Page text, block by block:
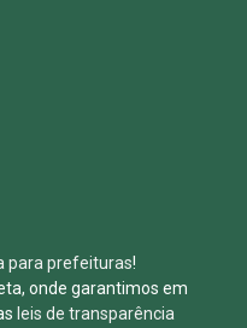
para prefeituras!
onde garantimos em
leis de transparência